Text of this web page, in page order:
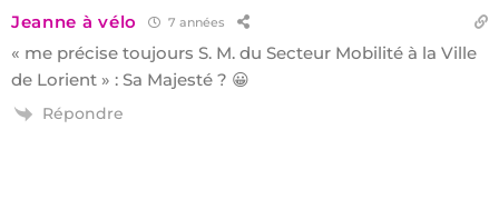
Jeanne à vélo 7 années
« me précise toujours S. M. du Secteur Mobilité à la Ville
de Lorient » : Sa Majesté ? 😀
Répondre